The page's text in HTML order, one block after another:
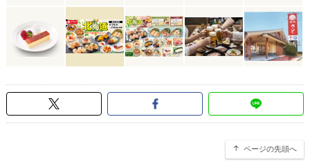
ページの先頭へ